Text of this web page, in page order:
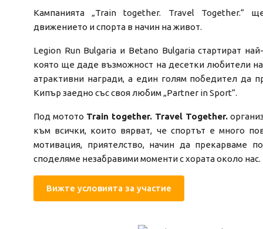
Кампанията „Train together. Travel Together.“
движението и спорта в начин на живот.
Legion Run Bulgaria и Betano Bulgaria стартират
която ще даде възможност на десетки любители
атрактивни награди, а един голям победител да
Кипър заедно със своя любим „Partner in Sport“.
Под мотото Train together. Travel Together.
към всички, които вярват, че спортът е много
мотивация, приятелство, начин да прекарваме
споделяме незабравими моменти с хората около нас.
Вижте условията за участие